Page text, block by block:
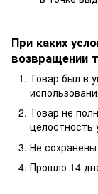
При каких
возвращении
Товар был в
Товар не
целостность
Не
Прошло 14